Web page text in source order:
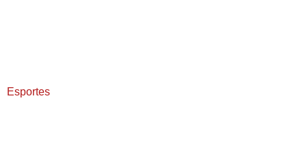
Esportes